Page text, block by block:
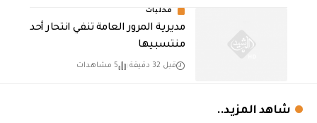
محليات
مديرية المرور العامة تنفي انتحار أحد
منتسبيها
قبل 32 دقيقة 5 مشاهدات
شاهد المزيد..